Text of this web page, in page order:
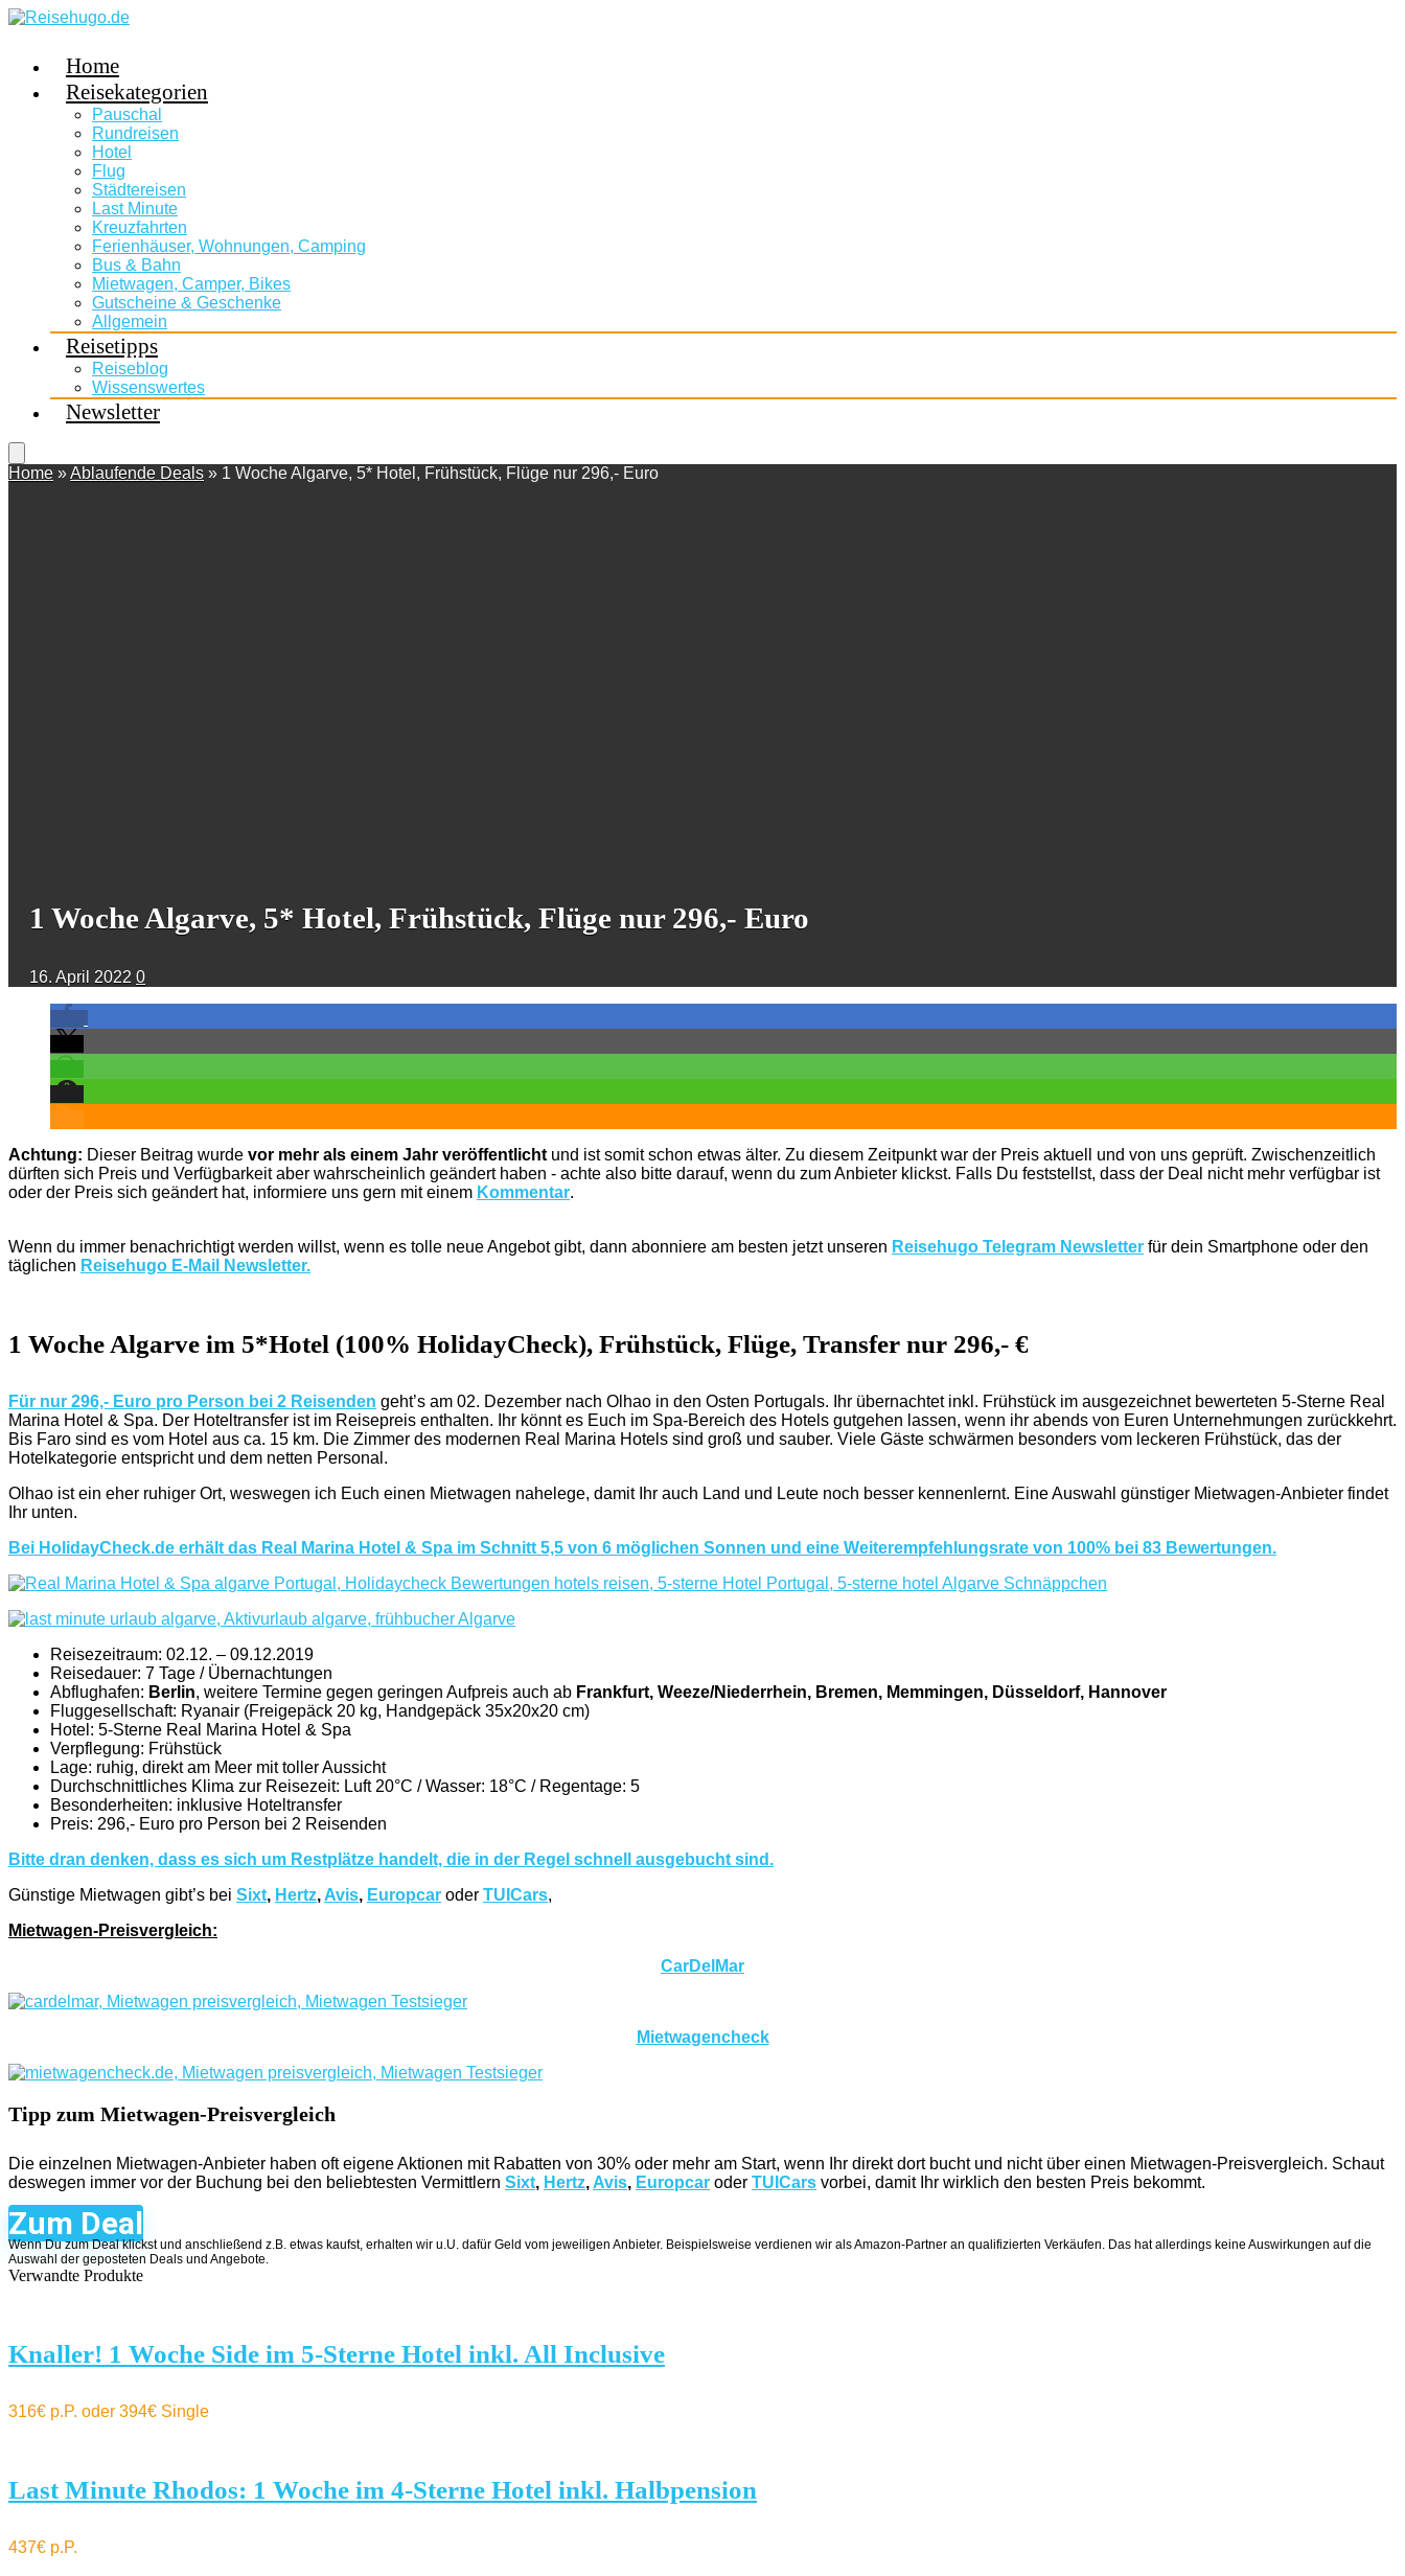
Home
Reisekategorien
Pauschal
Rundreisen
Hotel
Flug
Städtereisen
Last Minute
Kreuzfahrten
Ferienhäuser, Wohnungen, Camping
Bus & Bahn
Mietwagen, Camper, Bikes
Gutscheine & Geschenke
Allgemein
Reisetipps
Reiseblog
Wissenswertes
Newsletter
Home »Ablaufende Deals » 1 Woche Algarve, 5* Hotel, Frühstück, Flüge nur 296,- Euro
1 Woche Algarve, 5* Hotel, Frühstück, Flüge nur 296,- Euro
16. April 2022 0
Achtung: Dieser Beitrag wurde vor mehr als einem Jahr veröffentlicht und ist somit schon etwas älter. Zu diesem Zeitpunkt war der Preis aktuell und von uns geprüft. Zwischenzeitlich
dürften sich Preis und Verfügbarkeit aber wahrscheinlich geändert haben - achte also bitte darauf, wenn du zum Anbieter klickst. Falls Du feststellst, dass der Deal nicht mehr verfügbar ist
oder der Preis sich geändert hat, informiere uns gern mit einem Kommentar.
Wenn du immer benachrichtigt werden willst, wenn es tolle neue Angebot gibt, dann abonniere am besten jetzt unseren Reisehugo Telegram Newsletter für dein Smartphone oder den
täglichen Reisehugo E-Mail Newsletter.
1 Woche Algarve im 5*Hotel (100% HolidayCheck), Frühstück, Flüge, Transfer nur 296,- €
Für nur 296,- Euro pro Person bei 2 Reisenden geht’s am 02. Dezember nach Olhao in den Osten Portugals. Ihr übernachtet inkl. Frühstück im ausgezeichnet bewerteten 5-Sterne Real
Marina Hotel & Spa. Der Hoteltransfer ist im Reisepreis enthalten. Ihr könnt es Euch im Spa-Bereich des Hotels gutgehen lassen, wenn ihr abends von Euren Unternehmungen zurückkehrt.
Bis Faro sind es vom Hotel aus ca. 15 km. Die Zimmer des modernen Real Marina Hotels sind groß und sauber. Viele Gäste schwärmen besonders vom leckeren Frühstück, das der
Hotelkategorie entspricht und dem netten Personal.
Olhao ist ein eher ruhiger Ort, weswegen ich Euch einen Mietwagen nahelege, damit Ihr auch Land und Leute noch besser kennenlernt. Eine Auswahl günstiger Mietwagen-Anbieter findet
Ihr unten.
Bei HolidayCheck.de erhält das Real Marina Hotel & Spa im Schnitt 5,5 von 6 möglichen Sonnen und eine Weiterempfehlungsrate von 100% bei 83 Bewertungen.
Reisezeitraum: 02.12. – 09.12.2019
Reisedauer: 7 Tage / Übernachtungen
Abflughafen: Berlin, weitere Termine gegen geringen Aufpreis auch ab Frankfurt, Weeze/Niederrhein, Bremen, Memmingen, Düsseldorf, Hannover
Fluggesellschaft: Ryanair (Freigepäck 20 kg, Handgepäck 35x20x20 cm)
Hotel: 5-Sterne Real Marina Hotel & Spa
Verpflegung: Frühstück
Lage: ruhig, direkt am Meer mit toller Aussicht
Durchschnittliches Klima zur Reisezeit: Luft 20°C / Wasser: 18°C / Regentage: 5
Besonderheiten: inklusive Hoteltransfer
Preis: 296,- Euro pro Person bei 2 Reisenden
Bitte dran denken, dass es sich um Restplätze handelt, die in der Regel schnell ausgebucht sind.
Günstige Mietwagen gibt’s bei Sixt, Hertz, Avis, Europcar oder TUICars,
Mietwagen-Preisvergleich:
CarDelMar
Mietwagencheck
Tipp zum Mietwagen-Preisvergleich
Die einzelnen Mietwagen-Anbieter haben oft eigene Aktionen mit Rabatten von 30% oder mehr am Start, wenn Ihr direkt dort bucht und nicht über einen Mietwagen-Preisvergleich. Schaut
deswegen immer vor der Buchung bei den beliebtesten Vermittlern Sixt, Hertz, Avis, Europcar oder TUICars vorbei, damit Ihr wirklich den besten Preis bekommt.
Zum Deal
Wenn Du zum Deal klickst und anschließend z.B. etwas kaufst, erhalten wir u.U. dafür Geld vom jeweiligen Anbieter. Beispielsweise verdienen wir als Amazon-Partner an qualifizierten Verkäufen. Das hat allerdings keine Auswirkungen auf die
Auswahl der geposteten Deals und Angebote.
Verwandte Produkte
Knaller! 1 Woche Side im 5-Sterne Hotel inkl. All Inclusive
316€ p.P. oder 394€ Single
Last Minute Rhodos: 1 Woche im 4-Sterne Hotel inkl. Halbpension
437€ p.P.